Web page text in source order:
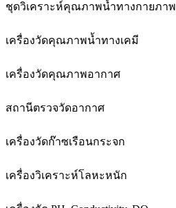
ชุดวิเคราะห์คุณภาพน้ำทางกายภาพ
เครื่องวัดคุณภาพน้ำทางเคมี
เครื่องวัดคุณภาพอากาศ
สถานีตรวจวัดอากาศ
เครื่องวัดก๊าซเรือนกระจก
เครื่องวิเคราะห์โลหะหนัก